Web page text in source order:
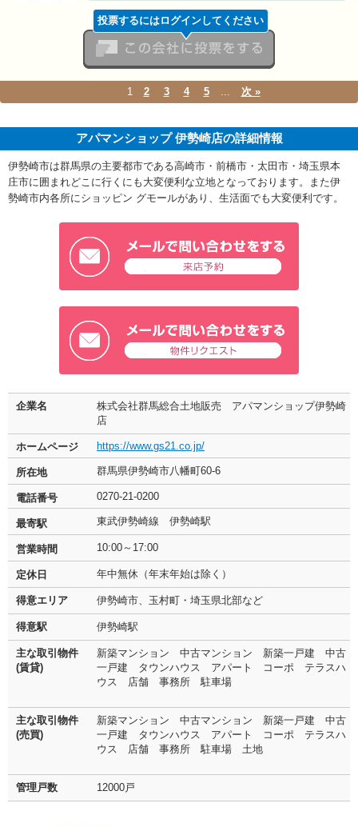
投票するにはログインしてください
1 2 3 4 5 ... 次 »
アパマンショップ 伊勢崎店の詳細情報
伊勢崎市は群馬県の主要都市である高崎市・前橋市・太田市・埼玉県本
庄市に囲まれどこに行くにも大変便利な立地となっております。また伊
勢崎市内各所にショッピン グモールがあり、生活面でも大変便利です。
企業名
株式会社群馬総合土地販売 アパマンショップ伊勢崎
店
ホームページ https://www.gs21.co.jp/
所在地 群馬県伊勢崎市八幡町60-6
電話番号 0270-21-0200
最寄駅 東武伊勢崎線 伊勢崎駅
営業時間 10:00～17:00
定休日 年中無休（年末年始は除く）
得意エリア 伊勢崎市、玉村町・埼玉県北部など
得意駅 伊勢崎駅
主な取引物件
(賃貸)
新築マンション 中古マンション 新築一戸建 中古
一戸建 タウンハウス アパート コーポ テラスハ
ウス 店舗 事務所 駐車場
主な取引物件
(売買)
新築マンション 中古マンション 新築一戸建 中古
一戸建 タウンハウス アパート コーポ テラスハ
ウス 店舗 事務所 駐車場 土地
管理戸数 12000戸